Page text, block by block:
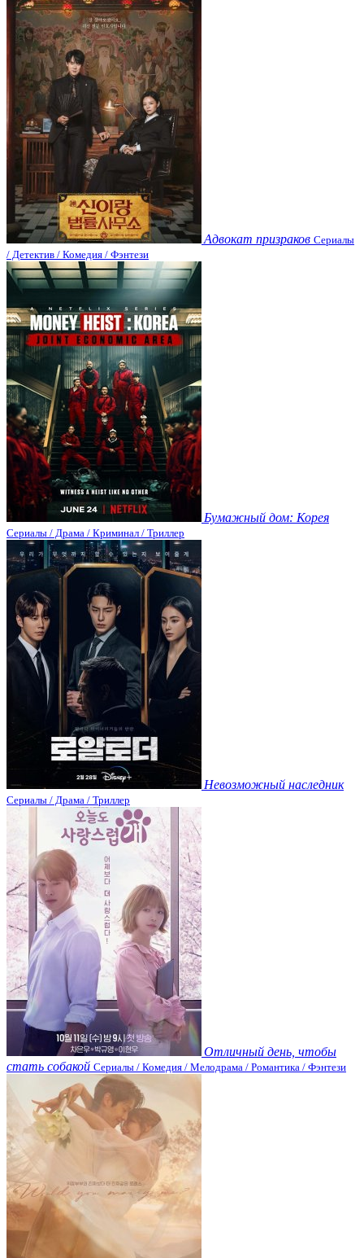
Адвокат призраков Сериалы
/ Детектив / Комедия / Фэнтези
Бумажный дом: Корея
Сериалы / Драма / Криминал / Триллер
Невозможный наследник
Сериалы / Драма / Триллер
Отличный день, чтобы
стать собакой Сериалы / Комедия / Мелодрама / Романтика / Фэнтези